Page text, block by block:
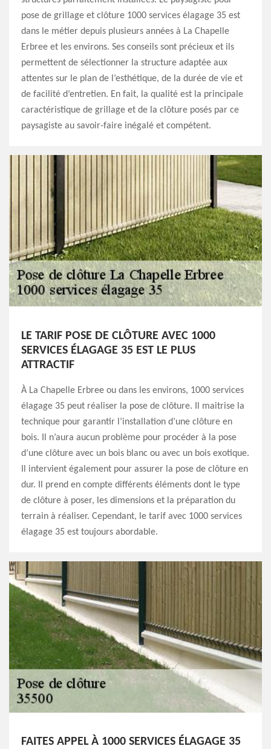
pose de grillage et clôture 1000 services élagage 35 est
dans le métier depuis plusieurs années à La Chapelle
Erbree et les environs. Ses conseils sont précieux et ils
permettent de sélectionner la structure adaptée aux
attentes sur le plan de l’esthétique, de la durée de vie et
de facilité d’entretien. En fait, la qualité est la principale
caractéristique de grillage et de la clôture posés par ce
paysagiste au savoir-faire inégalé et compétent.
LE TARIF POSE DE CLÔTURE AVEC 1000
SERVICES ÉLAGAGE 35 EST LE PLUS
ATTRACTIF
À La Chapelle Erbree ou dans les environs, 1000 services
élagage 35 peut réaliser la pose de clôture. Il maitrise la
technique pour garantir l’installation d’une clôture en
bois. Il n’aura aucun problème pour procéder à la pose
d’une clôture avec un bois blanc ou avec un bois exotique.
Il intervient également pour assurer la pose de clôture en
dur. Il prend en compte différents éléments dont le type
de clôture à poser, les dimensions et la préparation du
terrain à réaliser. Cependant, le tarif avec 1000 services
élagage 35 est toujours abordable.
FAITES APPEL À 1000 SERVICES ÉLAGAGE 35